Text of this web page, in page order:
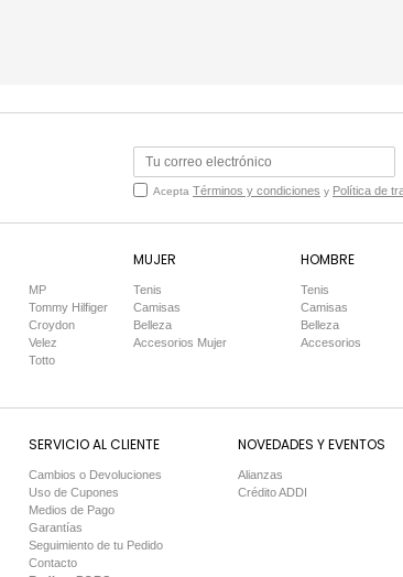
Acepta Términos y condiciones y Política de
MP
Tommy Hilfiger
Croydon
Velez
Totto
MUJER
Tenis
Camisas
Belleza
Accesorios Mujer
HOMBRE
Tenis
Camisas
Belleza
Accesorios
SERVICIO AL CLIENTE
Cambios o Devoluciones
Uso de Cupones
Medios de Pago
Garantías
Seguimiento de tu Pedido
Contacto
NOVEDADES Y EVENTOS
Alianzas
Crédito ADDI